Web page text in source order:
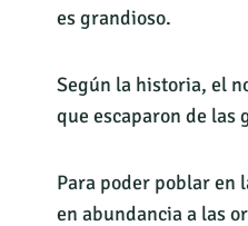
es grandioso.
Según la historia, el
que escaparon de las
Para poder poblar en
en abundancia a las